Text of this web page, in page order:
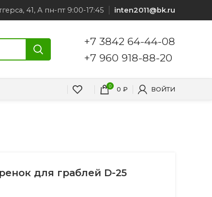
41, А пн-пт 9:00-17:45 inten2011@bk.ru
+7 3842 64-44-08
+7 960 918-88-20
0 0 ₽ ВОЙТИ
для граблей D-25